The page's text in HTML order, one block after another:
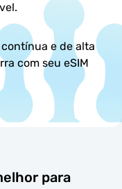
e de alta
com seu eSIM
para